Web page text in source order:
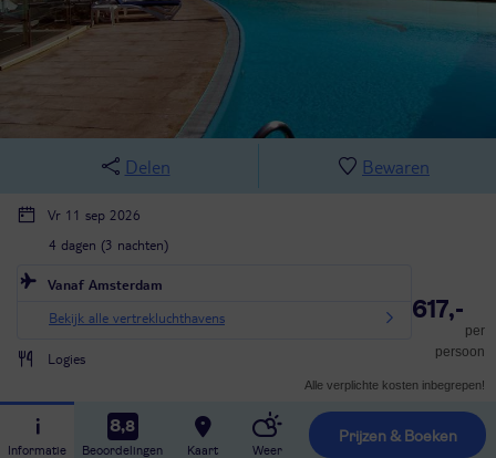
Delen Bewaren
Vr 11 sep 2026
4 dagen (3 nachten)
Vanaf Amsterdam
Bekijk alle vertrekluchthavens
Logies
617,-
per
persoon
Alle verplichte kosten inbegrepen!
Informatie
8,8
Beoordelingen Kaart Weer
Prijzen & Boeken